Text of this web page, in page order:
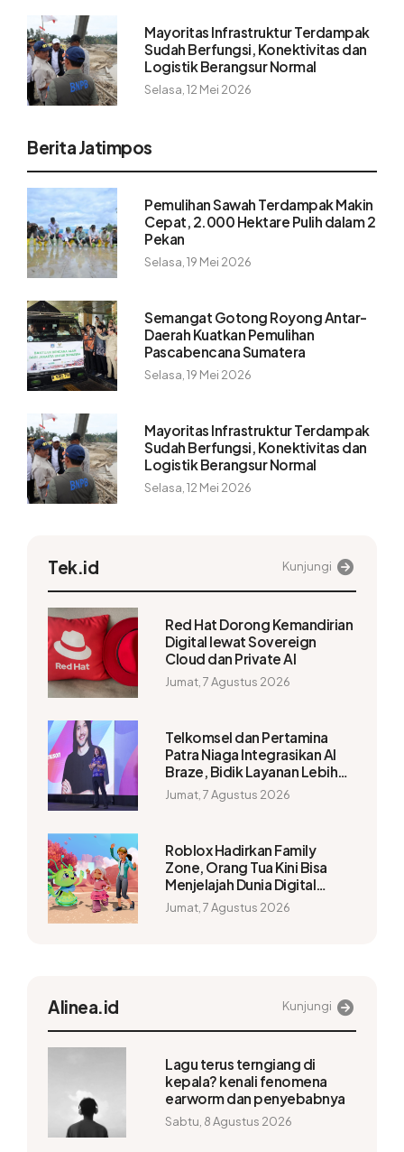
Mayoritas Infrastruktur Terdampak
Sudah Berfungsi, Konektivitas dan
Logistik Berangsur Normal
Selasa, 12 Mei 2026
Berita Jatimpos
Pemulihan Sawah Terdampak Makin
Cepat, 2.000 Hektare Pulih dalam 2
Pekan
Selasa, 19 Mei 2026
Semangat Gotong Royong Antar-
Daerah Kuatkan Pemulihan
Pascabencana Sumatera
Selasa, 19 Mei 2026
Mayoritas Infrastruktur Terdampak
Sudah Berfungsi, Konektivitas dan
Logistik Berangsur Normal
Selasa, 12 Mei 2026
Tek.id Kunjungi
Red Hat Dorong Kemandirian
Digital lewat Sovereign
Cloud dan Private AI
Jumat, 7 Agustus 2026
Telkomsel dan Pertamina
Patra Niaga Integrasikan AI
Braze, Bidik Layanan Lebih
Personal
Jumat, 7 Agustus 2026
Roblox Hadirkan Family
Zone, Orang Tua Kini Bisa
Menjelajah Dunia Digital
Bersama Anak
Jumat, 7 Agustus 2026
Alinea.id Kunjungi
Lagu terus terngiang di
kepala? kenali fenomena
earworm dan penyebabnya
Sabtu, 8 Agustus 2026